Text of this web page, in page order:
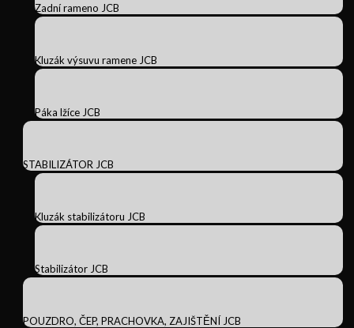
Zadní rameno JCB
Kluzák výsuvu ramene JCB
Páka lžíce JCB
STABILIZÁTOR JCB
Kluzák stabilizátoru JCB
Stabilizátor JCB
POUZDRO, ČEP, PRACHOVKA, ZAJIŠTĚNÍ JCB